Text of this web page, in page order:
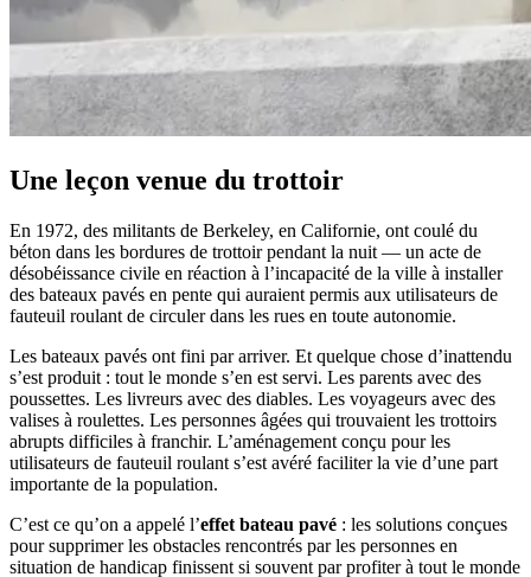
Une leçon venue du trottoir
En 1972, des militants de Berkeley, en Californie, ont coulé du
béton dans les bordures de trottoir pendant la nuit — un acte de
désobéissance civile en réaction à l’incapacité de la ville à installer
des bateaux pavés en pente qui auraient permis aux utilisateurs de
fauteuil roulant de circuler dans les rues en toute autonomie.
Les bateaux pavés ont fini par arriver. Et quelque chose d’inattendu
s’est produit : tout le monde s’en est servi. Les parents avec des
poussettes. Les livreurs avec des diables. Les voyageurs avec des
valises à roulettes. Les personnes âgées qui trouvaient les trottoirs
abrupts difficiles à franchir. L’aménagement conçu pour les
utilisateurs de fauteuil roulant s’est avéré faciliter la vie d’une part
importante de la population.
C’est ce qu’on a appelé l’effet bateau pavé : les solutions conçues
pour supprimer les obstacles rencontrés par les personnes en
situation de handicap finissent si souvent par profiter à tout le monde